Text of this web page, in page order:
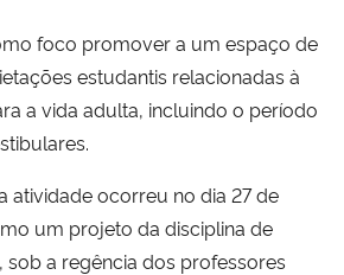
Regional
foco promover a um espaço de
estudantis relacionadas à
a vida adulta, incluindo o período
atividade ocorreu no dia 27 de
um projeto da disciplina de
sob a regência dos professores